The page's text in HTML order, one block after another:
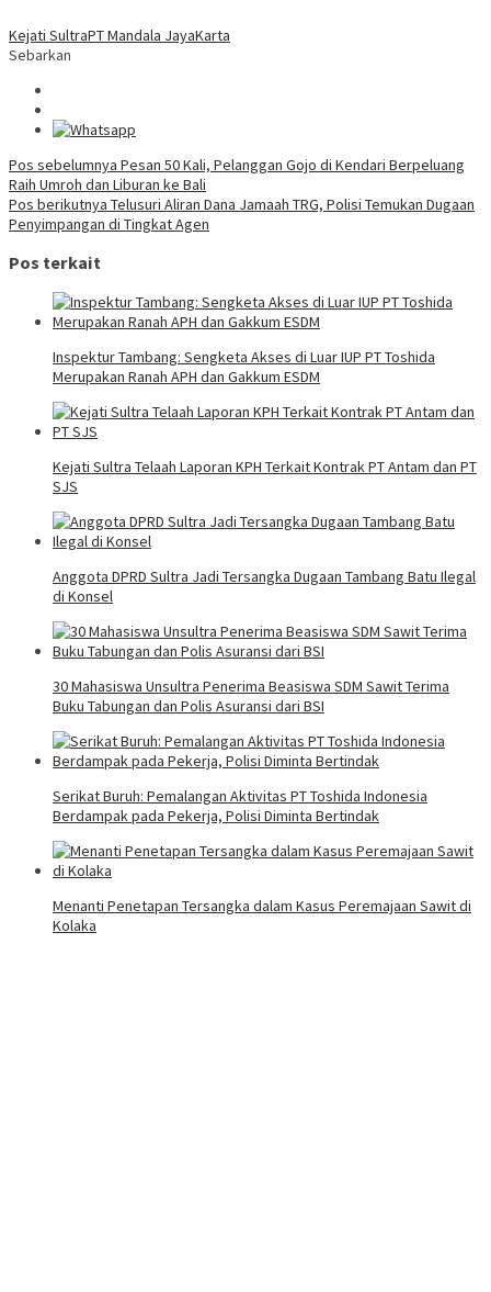
Kejati SultraPT Mandala JayaKarta
Sebarkan
Navigasi
pos
Pos sebelumnya Pesan 50 Kali, Pelanggan Gojo di Kendari Berpeluang
Raih Umroh dan Liburan ke Bali
Pos berikutnya Telusuri Aliran Dana Jamaah TRG, Polisi Temukan Dugaan
Penyimpangan di Tingkat Agen
Pos terkait
Inspektur Tambang: Sengketa Akses di Luar IUP PT Toshida
Merupakan Ranah APH dan Gakkum ESDM
Kejati Sultra Telaah Laporan KPH Terkait Kontrak PT Antam dan PT
SJS
Anggota DPRD Sultra Jadi Tersangka Dugaan Tambang Batu Ilegal
di Konsel
30 Mahasiswa Unsultra Penerima Beasiswa SDM Sawit Terima
Buku Tabungan dan Polis Asuransi dari BSI
Serikat Buruh: Pemalangan Aktivitas PT Toshida Indonesia
Berdampak pada Pekerja, Polisi Diminta Bertindak
Menanti Penetapan Tersangka dalam Kasus Peremajaan Sawit di
Kolaka